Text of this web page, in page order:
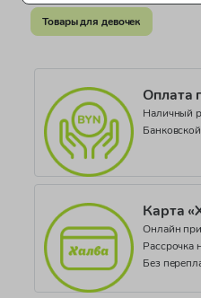
Коллекция
SEASONAL
Товары для девочек
Оплата
Наличный
Карта
Онлайн
Рассрочка
Без